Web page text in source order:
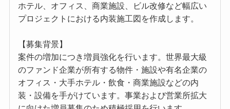
ホテル、オフィス、商業施設、ビル改修など幅広い
プロジェクトにおける内装施工図を作成します。
【募集背景】
案件の増加につき増員強化を行います。世界最大級
のファンド企業が所有する物件・施設や有名企業の
オフィス・大手ホテル・飲食・商業施設などの内
装・設備を手がけています。事業および営業所拡大